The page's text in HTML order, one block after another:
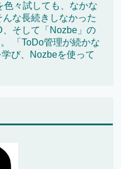
色々試しても、なかな
な長続きしなかった
そして「Nozbe」の
「ToDo管理が続かな
び、Nozbeを使って